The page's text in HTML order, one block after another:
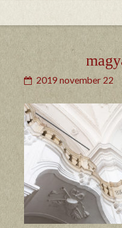
2019 november 22